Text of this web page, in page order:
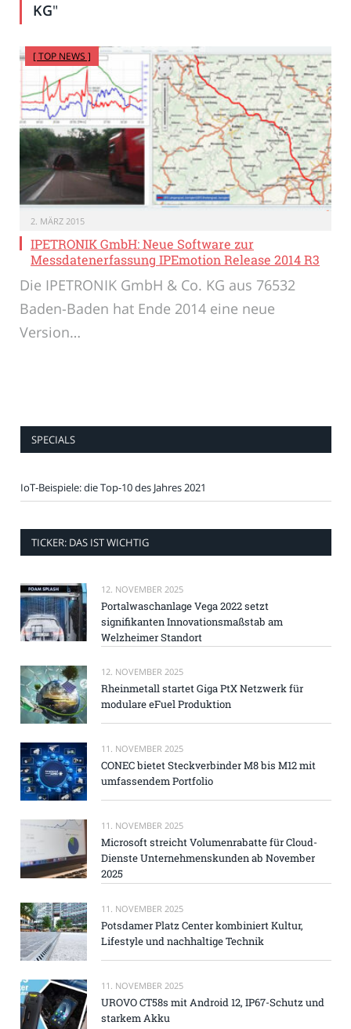
KG"
[ TOP NEWS ]
2. MÄRZ 2015
IPETRONIK GmbH: Neue Software zur
Messdatenerfassung IPEmotion Release 2014 R3
Die IPETRONIK GmbH & Co. KG aus 76532
Baden-Baden hat Ende 2014 eine neue
Version…
SPECIALS
IoT-Beispiele: die Top-10 des Jahres 2021
TICKER: DAS IST WICHTIG
12. NOVEMBER 2025
Portalwaschanlage Vega 2022 setzt
signifikanten Innovationsmaßstab am
Welzheimer Standort
12. NOVEMBER 2025
Rheinmetall startet Giga PtX Netzwerk für
modulare eFuel Produktion
11. NOVEMBER 2025
CONEC bietet Steckverbinder M8 bis M12 mit
umfassendem Portfolio
11. NOVEMBER 2025
Microsoft streicht Volumenrabatte für Cloud-
Dienste Unternehmenskunden ab November
2025
11. NOVEMBER 2025
Potsdamer Platz Center kombiniert Kultur,
Lifestyle und nachhaltige Technik
11. NOVEMBER 2025
UROVO CT58s mit Android 12, IP67-Schutz und
starkem Akku